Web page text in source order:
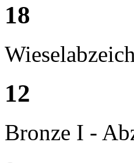
18
12
Bronze I -